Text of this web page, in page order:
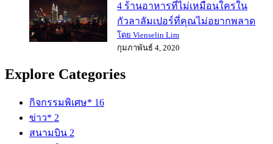
4 ร้านอาหารที่ไม่เหมือนใครใน
กัวลาลัมเปอร์ที่คุณไม่อยากพลาด
โดย Vienselin Lim
กุมภาพันธ์ 4, 2020
Explore Categories
กิจกรรมพิเศษ* 16
ข่าว* 2
สนามบิน 2